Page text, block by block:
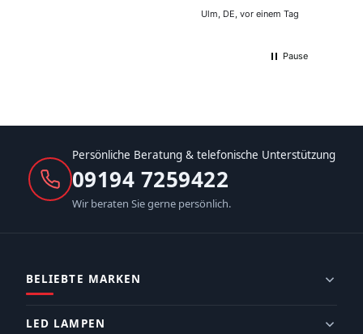
Ulm, DE, vor einem Tag
Pause
Persönliche Beratung & telefonische Unterstützung
09194 7259422
Wir beraten Sie gerne persönlich.
BELIEBTE MARKEN
LED LAMPEN